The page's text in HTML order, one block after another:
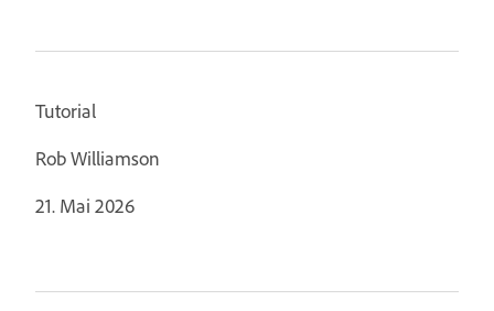
Tutorial
Rob Williamson
21. Mai 2026